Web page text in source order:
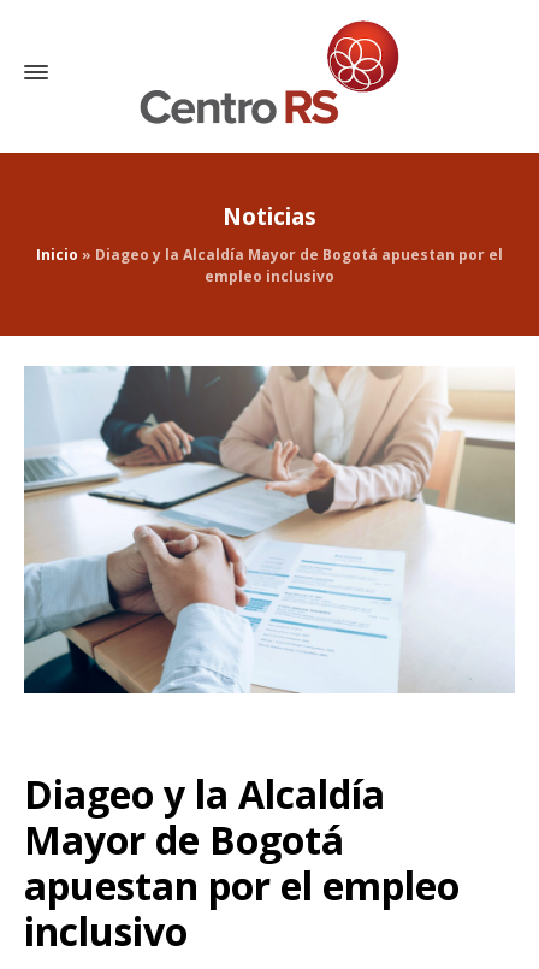
Noticias
Inicio » Diageo y la Alcaldía Mayor de Bogotá apuestan por el
empleo inclusivo
Diageo y la Alcaldía
Mayor de Bogotá
apuestan por el empleo
inclusivo